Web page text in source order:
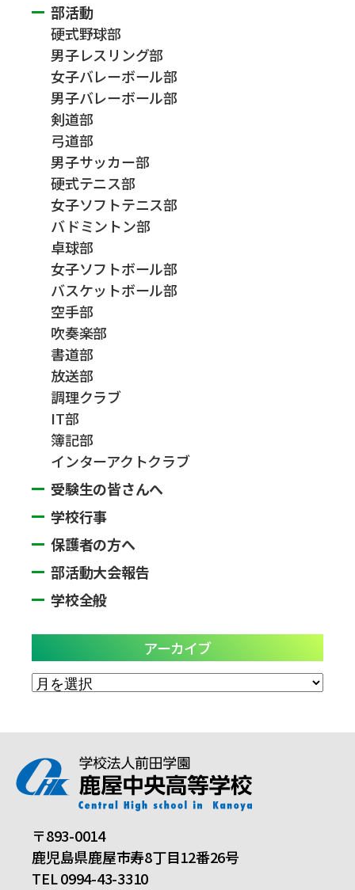
部活動
硬式野球部
男子レスリング部
女子バレーボール部
男子バレーボール部
剣道部
弓道部
男子サッカー部
硬式テニス部
女子ソフトテニス部
バドミントン部
卓球部
女子ソフトボール部
バスケットボール部
空手部
吹奏楽部
書道部
放送部
調理クラブ
IT部
簿記部
インターアクトクラブ
受験生の皆さんへ
学校行事
保護者の方へ
部活動大会報告
学校全般
アーカイブ
ア
ブ
〒893-0014
鹿児島県鹿屋市寿8丁目12番26号
TEL 0994-43-3310